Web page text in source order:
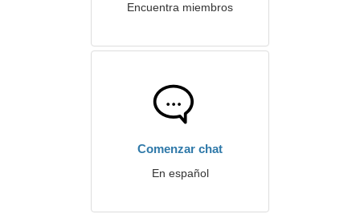
Encuentra miembros
Comenzar chat
En español